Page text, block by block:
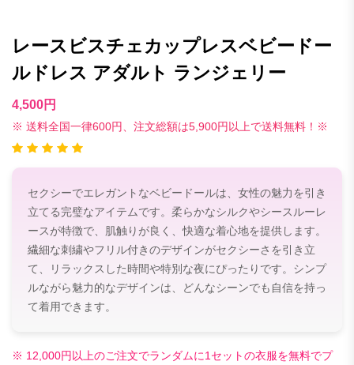
レースビスチェカップレスベビードー
ルドレス アダルト ランジェリー
4,500円
※ 送料全国一律600円、注文総額は5,900円以上で送料無料！※
セクシーでエレガントなベビードールは、女性の魅力を引き
立てる完璧なアイテムです。柔らかなシルクやシースルーレ
ースが特徴で、肌触りが良く、快適な着心地を提供します。
繊細な刺繍やフリル付きのデザインがセクシーさを引き立
て、リラックスした時間や特別な夜にぴったりです。シンプ
ルながら魅力的なデザインは、どんなシーンでも自信を持っ
て着用できます。
※ 12,000円以上のご注文でランダムに1セットの衣服を無料でプ